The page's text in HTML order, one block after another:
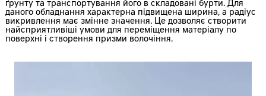
ґрунту та транспортування його в складовані бурти. Для
даного обладнання характерна підвищена ширина, а радіус
викривлення має змінне значення. Це дозволяє створити
найсприятливіші умови для переміщення матеріалу по
поверхні і створення призми волочіння.